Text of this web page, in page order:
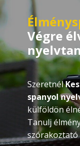
Végre
Szeretnél
spanyol
külföldön
Tanulj
szórakoztató